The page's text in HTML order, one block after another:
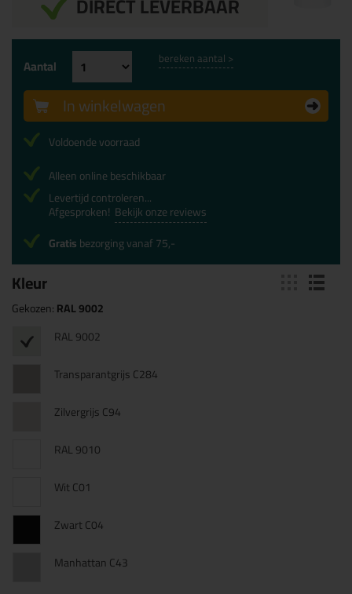
Kleur
Gekozen:RAL 9002
RAL 9002
Transparantgrijs C284
Zilvergrijs C94
RAL 9010
Wit C01
Zwart C04
Manhattan C43
Aantal bereken aantal >
In winkelwagen
Voldoende voorraad
Alleen online beschikbaar
Levertijd controleren...
Afgesproken! Bekijk onze reviews
Gratisbezorging vanaf 75,-